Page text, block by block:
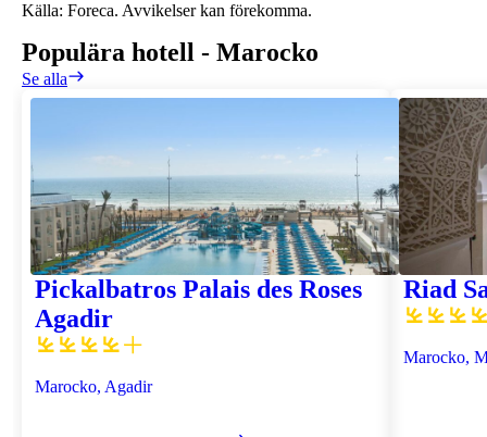
Källa: Foreca. Avvikelser kan förekomma.
Populära hotell - Marocko
Se alla
Pickalbatros Palais des Roses
Agadir
Marocko, Agadir
Riad
Marocko,